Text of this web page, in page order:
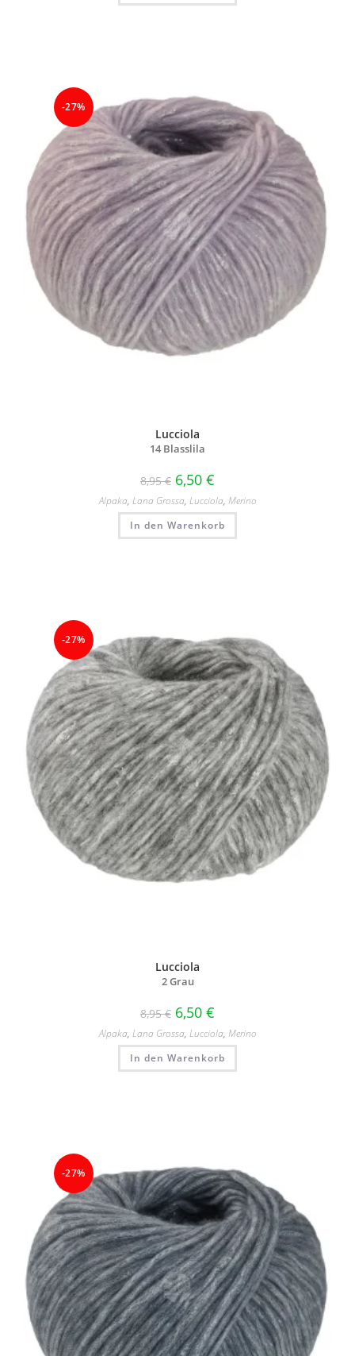
-27%
Lucciola
14 Blasslila
8,95€ 6,50 €
Alpaka, Lana Grossa, Lucciola, Merino
In den Warenkorb
-27%
Lucciola
2 Grau
8,95€ 6,50 €
Alpaka, Lana Grossa, Lucciola, Merino
In den Warenkorb
-27%